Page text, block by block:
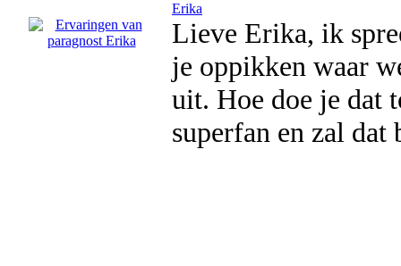
Erika
Lieve Erika, ik
je oppikken waar
uit. Hoe doe je dat
superfan en zal